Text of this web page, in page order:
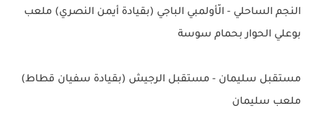
النجم الساحلي - الّأولمبي الباجي (بقيادة أيمن النصري) ملعب
بوعلي الحوار بحمام سوسة
مستقبل سليمان - مستقبل الرجيش (بقيادة سفيان قطاط)
ملعب سليمان